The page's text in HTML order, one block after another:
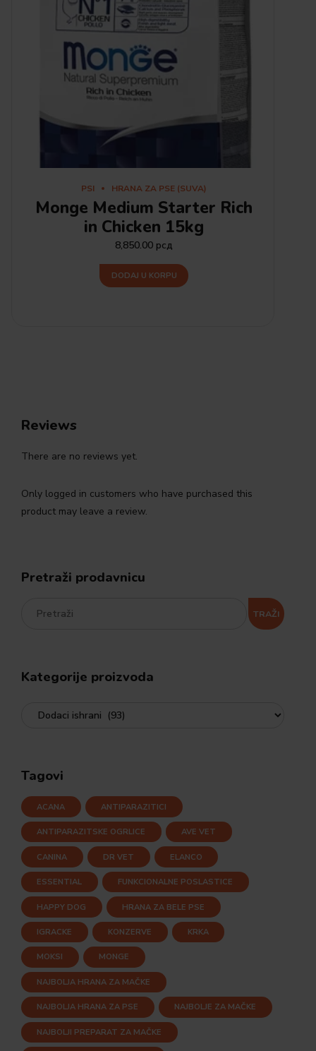
PSI HRANA ZA PSE (SUVA)
Monge Medium Starter Rich
in Chicken 15kg
8,850.00 рсд
DODAJ U KORPU
Reviews
There are no reviews yet.
Only logged in customers who have purchased this
product may leave a review.
Pretraži prodavnicu
TRAŽI
Kategorije proizvoda
Tagovi
ACANA ANTIPARAZITICI
ANTIPARAZITSKE OGRLICE AVE VET
CANINA DR VET ELANCO
ESSENTIAL FUNKCIONALNE POSLASTICE
HAPPY DOG HRANA ZA BELE PSE
IGRACKE KONZERVE KRKA
MOKSI MONGE
NAJBOLJA HRANA ZA MAČKE
NAJBOLJA HRANA ZA PSE NAJBOLJE ZA MAČKE
NAJBOLJI PREPARAT ZA MAČKE